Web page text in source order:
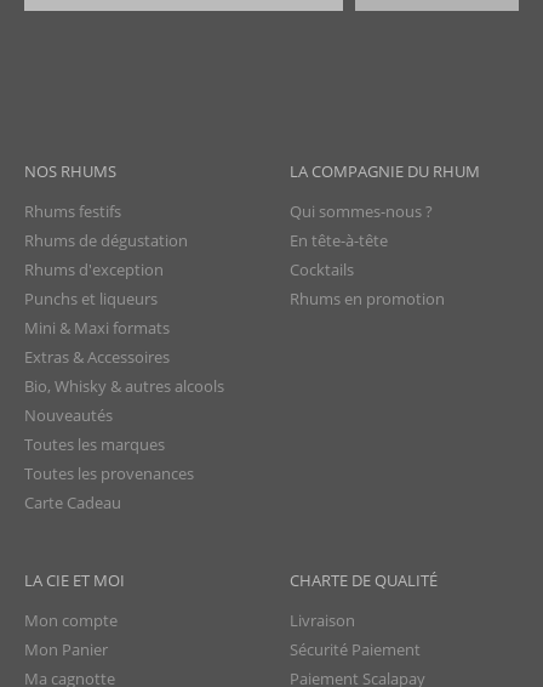
NOS RHUMS
Rhums festifs
Rhums de dégustation
Rhums d'exception
Punchs et liqueurs
Mini & Maxi formats
Extras & Accessoires
Bio, Whisky & autres alcools
Nouveautés
Toutes les marques
Toutes les provenances
Carte Cadeau
LA COMPAGNIE DU RHUM
Qui sommes-nous ?
En tête-à-tête
Cocktails
Rhums en promotion
LA CIE ET MOI
Mon compte
Mon Panier
Ma cagnotte
CHARTE DE QUALITÉ
Livraison
Sécurité Paiement
Paiement Scalapay